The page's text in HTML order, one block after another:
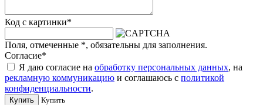
Код с картинки*
Поля, отмеченные *, обязательны для заполнения.
Согласие*
Я даю согласие на обработку персональных данных, на
рекламную коммуникацию и соглашаюсь с политикой
конфиденциальности.
Купить Купить